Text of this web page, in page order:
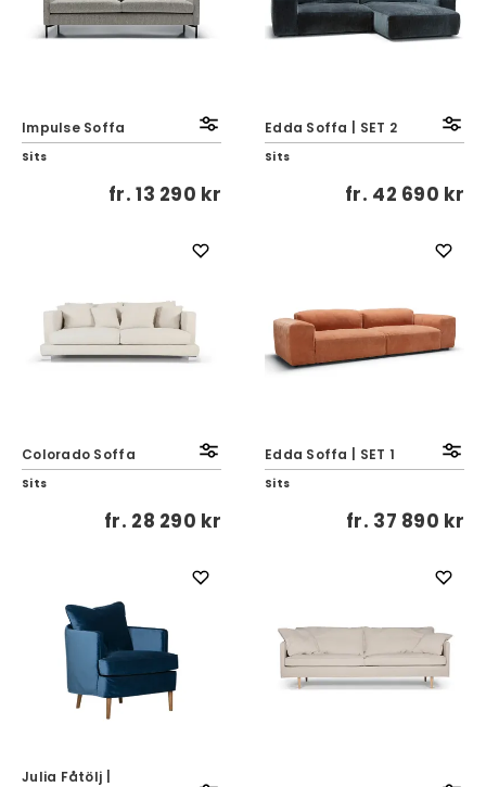
Impulse Soffa
Sits
fr.13 290 kr
Edda Soffa | SET 2
Sits
fr. 42 690 kr
Colorado Soffa
Sits
fr. 28 290 kr
Edda Soffa | SET 1
Sits
fr. 37 890 kr
Julia Fåtölj |